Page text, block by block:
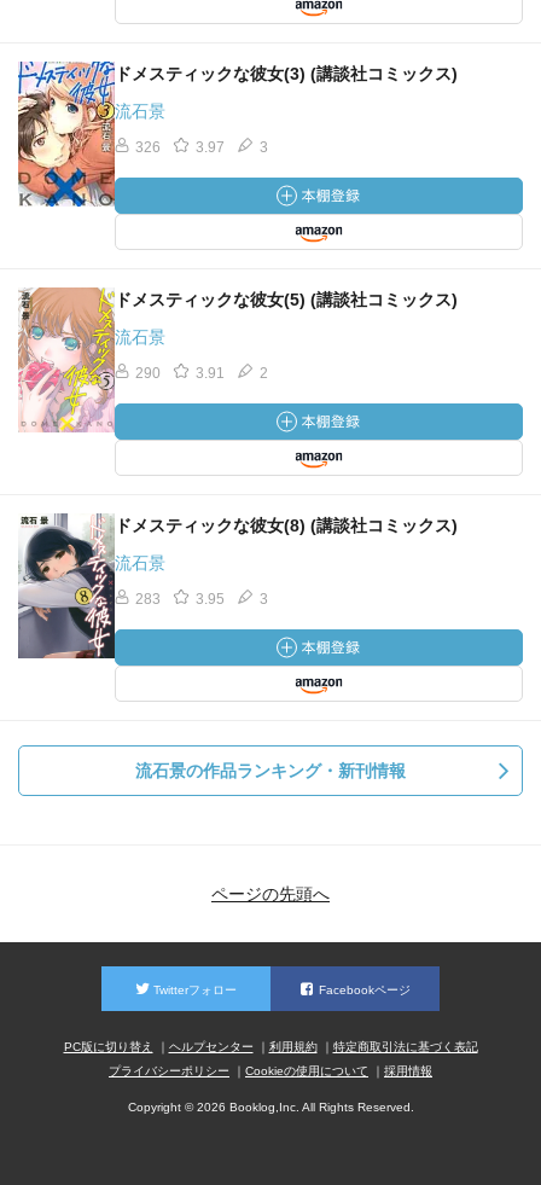
ドメスティックな彼女(3) (講談社コミックス)
流石景
326 3.97 3
ドメスティックな彼女(5) (講談社コミックス)
流石景
290 3.91 2
ドメスティックな彼女(8) (講談社コミックス)
流石景
283 3.95 3
流石景の作品ランキング・新刊情報
ページの先頭へ
Twitterフォロー Facebookページ
PC版に切り替え ヘルプセンター 利用規約
特定商取引法に基づく表記
プライバシーポリシー
Cookieの使用について 採用情報
Copyright © 2026 Booklog,Inc. All Rights Reserved.